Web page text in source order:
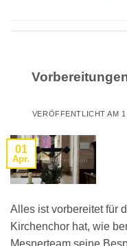
VERÖFFENTLICHT AM
01
Apr.
Alles ist vorbereitet für
Kirchenchor hat, wie
Mesnerteam seine